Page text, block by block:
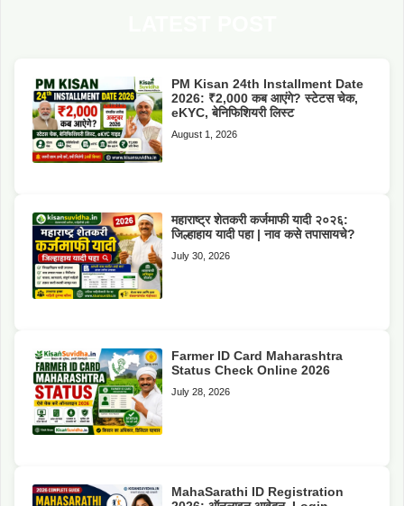
PM Kisan 24th Installment Date
2026: ₹2,000 कब आएंगे? स्टेटस चेक,
eKYC, बेनिफिशियरी लिस्ट
August 1, 2026
महाराष्ट्र शेतकरी कर्जमाफी यादी २०२६:
जिल्हाहाय यादी पहा | नाव कसे तपासायचे?
July 30, 2026
Farmer ID Card Maharashtra
Status Check Online 2026
July 28, 2026
MahaSarathi ID Registration